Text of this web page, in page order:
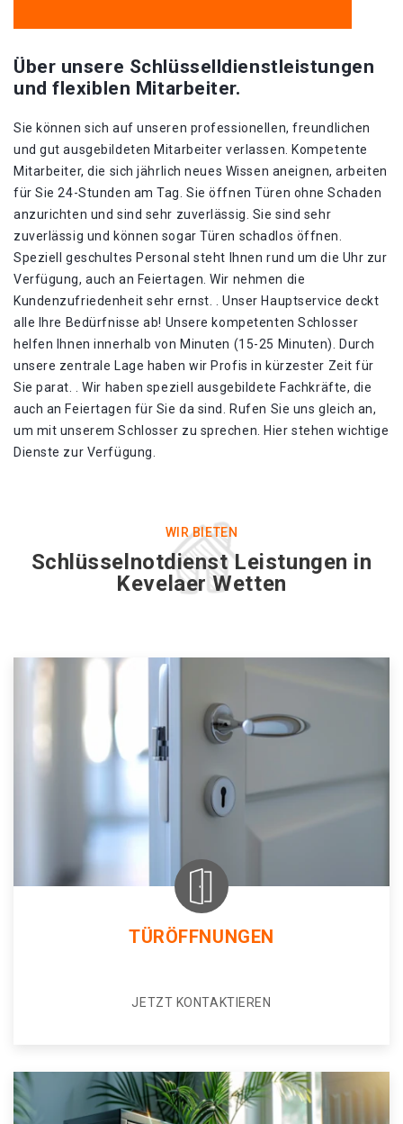
Über unsere Schlüsselldienstleistungen
und flexiblen Mitarbeiter.
Sie können sich auf unseren professionellen, freundlichen
und gut ausgebildeten Mitarbeiter verlassen. Kompetente
Mitarbeiter, die sich jährlich neues Wissen aneignen, arbeiten
für Sie 24-Stunden am Tag. Sie öffnen Türen ohne Schaden
anzurichten und sind sehr zuverlässig. Sie sind sehr
zuverlässig und können sogar Türen schadlos öffnen.
Speziell geschultes Personal steht Ihnen rund um die Uhr zur
Verfügung, auch an Feiertagen. Wir nehmen die
Kundenzufriedenheit sehr ernst. . Unser Hauptservice deckt
alle Ihre Bedürfnisse ab! Unsere kompetenten Schlosser
helfen Ihnen innerhalb von Minuten (15-25 Minuten). Durch
unsere zentrale Lage haben wir Profis in kürzester Zeit für
Sie parat. . Wir haben speziell ausgebildete Fachkräfte, die
auch an Feiertagen für Sie da sind. Rufen Sie uns gleich an,
um mit unserem Schlosser zu sprechen. Hier stehen wichtige
Dienste zur Verfügung.
WIR BIETEN
Schlüsselnotdienst Leistungen in
Kevelaer Wetten
TÜRÖFFNUNGEN
JETZT KONTAKTIEREN